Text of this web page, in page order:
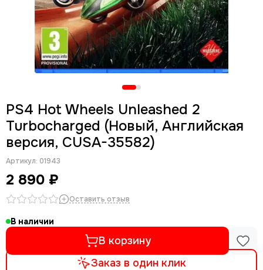
PS4 Hot Wheels Unleashed 2
Turbocharged (Новый, Английская
версия, CUSA-35582)
Артикул: 01943
2 890 ₽
Оставить отзыв
В наличии
В корзину
Заказ в один клик